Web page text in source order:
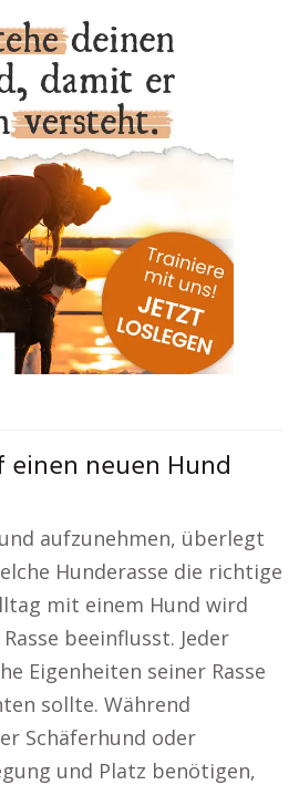
neuen Hund
aufzunehmen, überlegt
Hunderasse die richtige
mit einem Hund wird
beeinflusst. Jeder
Eigenheiten seiner Rasse
sollte. Während
Schäferhund oder
und Platz benötigen,